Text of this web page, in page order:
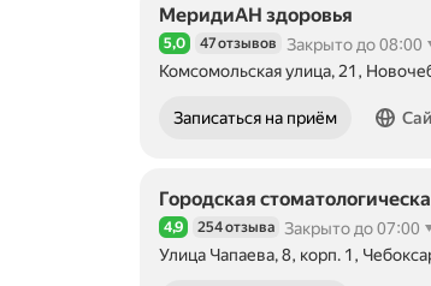
МеридиАН здоровья
Рейтинг 5,0 из 5
5,0 47 отзывов
Закрыто до 08:00
Комсомольская улица, 21,
Записаться на приём
Городская
Рейтинг 4,9 из 5
4,9 254 отзыва Закрыто до 07:00
Улица Чапаева, 8, корп. 1,